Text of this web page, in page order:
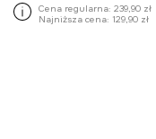
Cena regularna: 239,90 zł
Najniższa cena: 129,90 zł